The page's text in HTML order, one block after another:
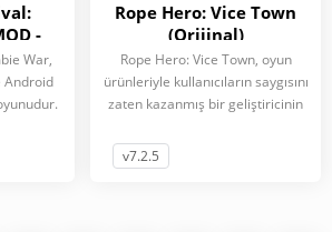
-
War,
Android
Rope Hero: Vice Town
(Orijinal)
Rope Hero: Vice Town, oyun
ürünleriyle kullanıcıların saygısını
zaten kazanmış bir geliştiricinin
v7.2.5